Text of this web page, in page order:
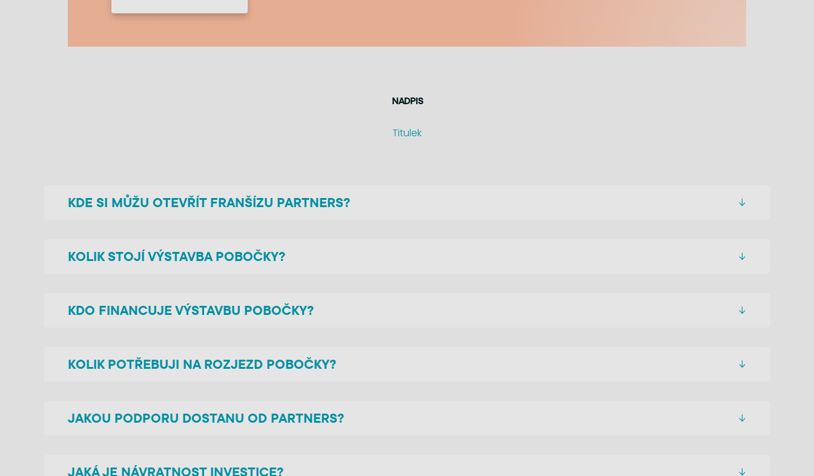
NADPIS
Titulek
KDE SI MŮŽU OTEVŘÍT FRANŠÍZU PARTNERS?
KOLIK STOJÍ VÝSTAVBA POBOČKY?
KDO FINANCUJE VÝSTAVBU POBOČKY?
KOLIK POTŘEBUJI NA ROZJEZD POBOČKY?
JAKOU PODPORU DOSTANU OD PARTNERS?
JAKÁ JE NÁVRATNOST INVESTICE?